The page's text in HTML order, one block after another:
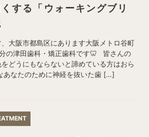
する「ウォーキングブリ
大阪市都島区にあります大阪メトロ谷町
の津田歯科・矯正歯科です🦷 皆さんの
どうにもならないと諦めている方はおら
あなたのために神経を抜いた歯 […]